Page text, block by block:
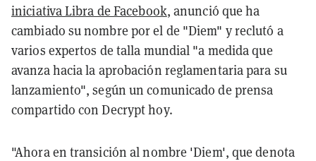
iniciativa Libra de Facebook, anunció que ha
cambiado su nombre por el de "Diem" y reclutó a
varios expertos de talla mundial "a medida que
avanza hacia la aprobación reglamentaria para su
lanzamiento", según un comunicado de prensa
compartido con Decrypt hoy.
"Ahora en transición al nombre 'Diem', que denota